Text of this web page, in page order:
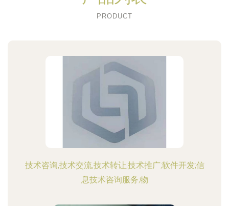
PRODUCT
技术咨询,技术交流,技术转让,技术推广;软件开发;信
息技术咨询服务;物